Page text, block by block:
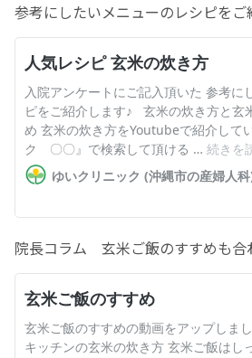
参考にしたいメニューのレシピを
院長コラム 玄米ご飯のすすめも合
お産について
親と子の結びつき
母乳育児
予防接種
遠方にお住まいで当院での出